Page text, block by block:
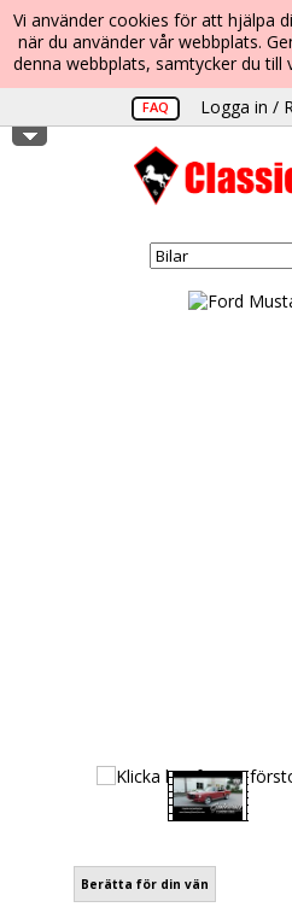
Vi använder cookies för att hjälpa
när du använder vår webbplats.
denna webbplats, samtycker du till
FAQ Logga in /
Berätta för din vän